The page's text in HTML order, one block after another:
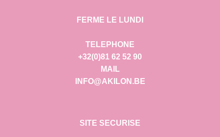
FERME LE LUNDI
TELEPHONE
+32(0)81 62 52 90
MAIL
INFO@AKILON.BE
SITE SECURISE